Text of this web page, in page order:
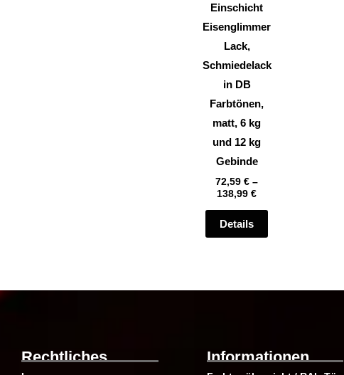
Einschicht
Eisenglimmer
Lack,
Schmiedelack
in DB
Farbtönen,
matt, 6 kg
und 12 kg
Gebinde
72,59€ –
138,99€
Details
Die
können
Rechtliches Informationen